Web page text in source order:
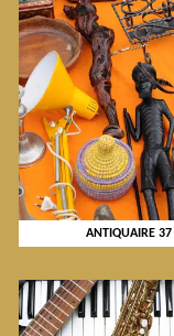
ANTIQUAIRE 37